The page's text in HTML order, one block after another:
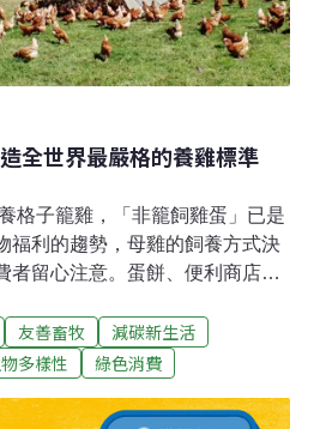
飼，而家樂福則是針對自有品牌
全世界最嚴格的養雞標準
格子籠雞，「非籠飼雞蛋」已是
福利的趨勢，母雞的飼養方式決
者留心注意。蛋餅、便利商店茶
籠」集約飼養模式，2~4隻母雞
只能在狹窄的空間互相踩踏、產
就立法保障「雞權」，不僅禁止
友善畜牧
減碳新生活
多樣性 綠色消費